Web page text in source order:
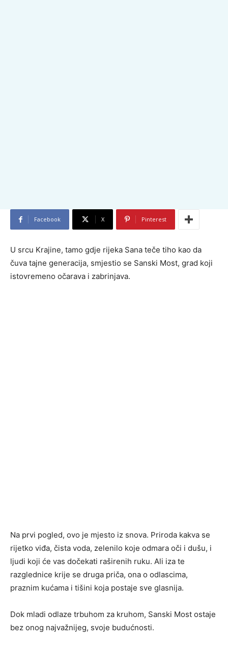
Facebook X Pinterest
U srcu Krajine, tamo gdje rijeka Sana teče tiho kao da
čuva tajne generacija, smjestio se Sanski Most, grad koji
istovremeno očarava i zabrinjava.
Na prvi pogled, ovo je mjesto iz snova. Priroda kakva se
rijetko viđa, čista voda, zelenilo koje odmara oči i dušu, i
ljudi koji će vas dočekati raširenih ruku. Ali iza te
razglednice krije se druga priča, ona o odlascima,
praznim kućama i tišini koja postaje sve glasnija.
Dok mladi odlaze trbuhom za kruhom, Sanski Most ostaje
bez onog najvažnijeg, svoje budućnosti.